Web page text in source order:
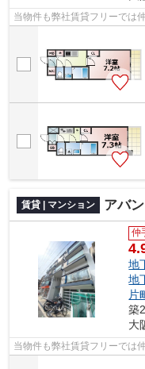
当物件も弊社賃貸フリーでは
賃貸 | マンション アバ
仲
地
地
片
築
大
当物件も弊社賃貸フリーでは